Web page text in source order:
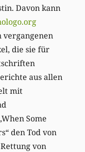
Davon kann
vergangenen
die sie für
aus allen
mit
Some
den Tod von
von